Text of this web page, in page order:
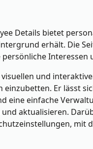
Details bietet
erhält. Die
Interessen
und
einzubetten. Er lässt
eine einfache
aktualisieren.
mit